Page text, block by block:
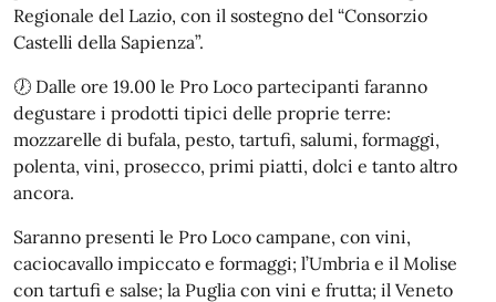
Regionale del Lazio, con il sostegno del “Consorzio
Castelli della Sapienza”.
🕖 Dalle ore 19.00 le Pro Loco partecipanti faranno
degustare i prodotti tipici delle proprie terre:
mozzarelle di bufala, pesto, tartufi, salumi, formaggi,
polenta, vini, prosecco, primi piatti, dolci e tanto altro
ancora.
Saranno presenti le Pro Loco campane, con vini,
caciocavallo impiccato e formaggi; l’Umbria e il Molise
con tartufi e salse; la Puglia con vini e frutta; il Veneto